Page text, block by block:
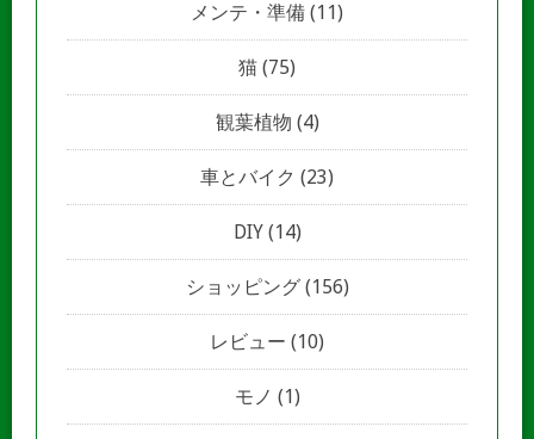
メンテ・準備 (11)
猫 (75)
観葉植物 (4)
車とバイク (23)
DIY(14)
ショッピング(156)
レビュー (10)
モノ (1)